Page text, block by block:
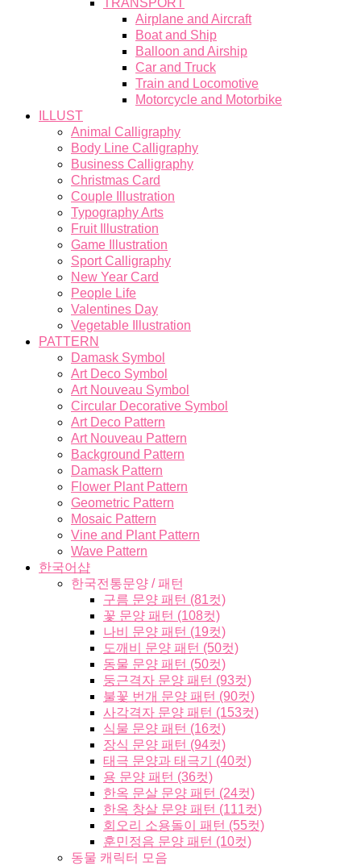
TRANSPORT
Airplane and Aircraft
Boat and Ship
Balloon and Airship
Car and Truck
Train and Locomotive
Motorcycle and Motorbike
ILLUST
Animal Calligraphy
Body Line Calligraphy
Business Calligraphy
Christmas Card
Couple Illustration
Typography Arts
Fruit Illustration
Game Illustration
Sport Calligraphy
New Year Card
People Life
Valentines Day
Vegetable Illustration
PATTERN
Damask Symbol
Art Deco Symbol
Art Nouveau Symbol
Circular Decorative Symbol
Art Deco Pattern
Art Nouveau Pattern
Background Pattern
Damask Pattern
Flower Plant Pattern
Geometric Pattern
Mosaic Pattern
Vine and Plant Pattern
Wave Pattern
한국어샵
한국전통문양 / 패턴
구름 문양 패턴 (81컷)
꽃 문양 패턴 (108컷)
나비 문양 패턴 (19컷)
도깨비 문양 패턴 (50컷)
동물 문양 패턴 (50컷)
둥근격자 문양 패턴 (93컷)
불꽃 번개 문양 패턴 (90컷)
사각격자 문양 패턴 (153컷)
식물 문양 패턴 (16컷)
장식 문양 패턴 (94컷)
태극 문양과 태극기 (40컷)
용 문양 패턴 (36컷)
한옥 문살 문양 패턴 (24컷)
한옥 창살 문양 패턴 (111컷)
회오리 소용돌이 패턴 (55컷)
훈민정음 문양 패턴 (10컷)
동물 캐릭터 모음